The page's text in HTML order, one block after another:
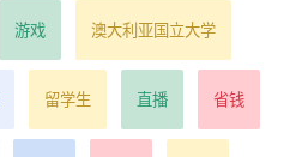
游戏 澳大利亚国立大学
留学生 直播 省钱